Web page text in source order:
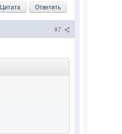
Ответить
Цитата
#7